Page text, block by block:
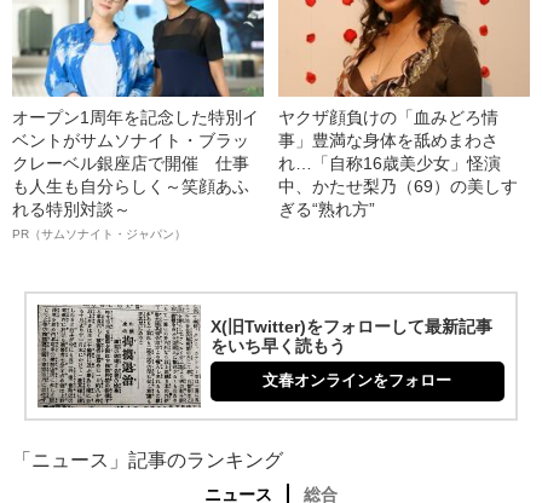
オープン1周年を記念した特別イ
ベントがサムソナイト・ブラッ
クレーベル銀座店で開催 仕事
も人生も自分らしく～笑顔あふ
れる特別対談～
PR（サムソナイト・ジャパン）
ヤクザ顔負けの「血みどろ情
事」豊満な身体を舐めまわさ
れ…「自称16歳美少女」怪演
中、かたせ梨乃（69）の美しす
ぎる“熟れ方”
X(旧Twitter)をフォローして最新記事
をいち早く読もう
文春オンラインをフォロー
「ニュース」記事のランキング
ニュース 総合